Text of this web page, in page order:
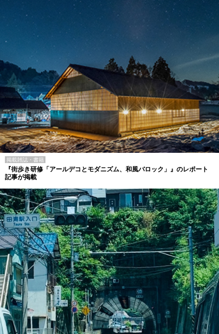
掲載雑誌・書籍
『街歩き研修「アールデコとモダニズム、和風バロック」』のレポート
記事が掲載